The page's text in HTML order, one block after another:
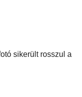
sikerült rosszul a